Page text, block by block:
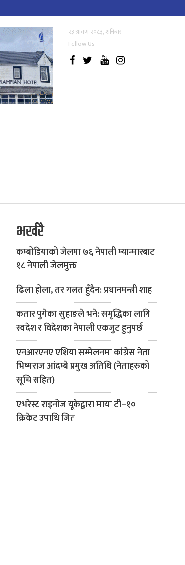
२३ श्रावण २०८३, शनिबार
Follow Us
भर्खरै
कम्बोडियाको जेलमा ७६ नेपाली म्यान्मारबाट
१८ नेपाली जेलमुक्त
ढिला होला, तर गलत हुँदैन: प्रधानमन्त्री शाह
कतार पुगेका सुहाङले भने: समृद्धिका लागि
स्वदेश र विदेशका नेपाली एकजुट हुनुपर्छ
एनआरएनए एशिया सम्मेलनमा कांग्रेस नेता
भिष्मराज आंदम्बे प्रमुख अतिथि (नेताहरुको
सूचि सहित)
एभरेस्ट राइनोज यूकेद्वारा माया टी–१०
क्रिकेट उपाधि जित